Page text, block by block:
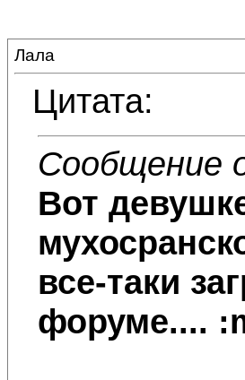
Лала
Цитата:
Сообщение
Вот
все-таки
форуме....